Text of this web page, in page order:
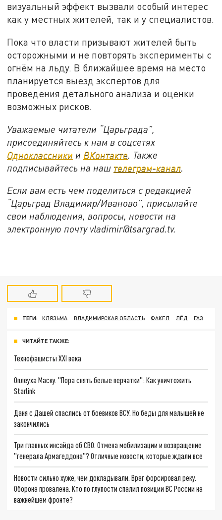
визуальный эффект вызвали особый интерес
как у местных жителей, так и у специалистов.
Пока что власти призывают жителей быть
осторожными и не повторять эксперименты с
огнём на льду. В ближайшее время на место
планируется выезд экспертов для
проведения детального анализа и оценки
возможных рисков.
Уважаемые читатели “Царьграда”,
присоединяйтесь к нам в соцсетях
Одноклассники и ВКонтакте . Также
подписывайтесь на наш телеграм-канал
Если вам есть чем поделиться с редакцией
“Царьград Владимир/Иваново”, присылайте
свои наблюдения, вопросы, новости на
электронную почту vladimir@tsargrad.tv.
ТЕГИ: КЛЯЗЬМА ВЛАДИМИРСКАЯ ОБЛАСТЬ ФАКЕЛ ЛЁД ГАЗ
ЧИТАЙТЕ ТАКЖЕ:
Технофашисты XXI века
Оплеуха Маску. "Пора снять белые перчатки": Как уничтожить
Starlink
Даня с Дашей спаслись от боевиков ВСУ. Но беды для малышей не
закончились
Три главных инсайда об СВО. Отмена мобилизации и возвращение
"генерала Армагеддона"? Отличные новости, которые ждали все
Новости сильно хуже, чем докладывали. Враг форсировал реку.
Оборона провалена. Кто по глупости спалил позиции ВС России на
важнейшем фронте?